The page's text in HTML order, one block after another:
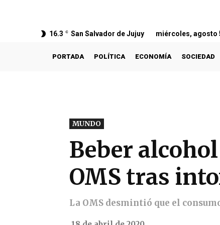
16.3 C San Salvador de Jujuy miércoles, agosto
PORTADA POLÍTICA ECONOMÍA SOCIEDAD
MUNDO
Beber
OMS tras
La OMS desmintió que el